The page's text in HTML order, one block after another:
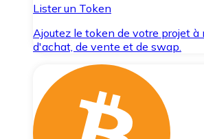
Lister un Token
Ajoutez le token de votre projet à
d'achat, de vente et de swap.